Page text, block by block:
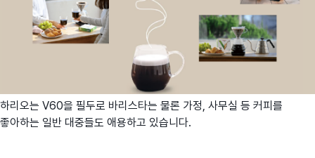
하리오는 V60을 필두로 바리스타는 물론 가정, 사무실 등 커피를
좋아하는 일반 대중들도 애용하고 있습니다.